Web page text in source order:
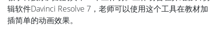
辑软件Davinci Resolve 7，老师可以使用这个工具在教材加
插简单的动画效果。